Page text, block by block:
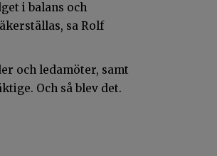
i balans och
sa Rolf
och ledamöter, samt
Och så blev det.